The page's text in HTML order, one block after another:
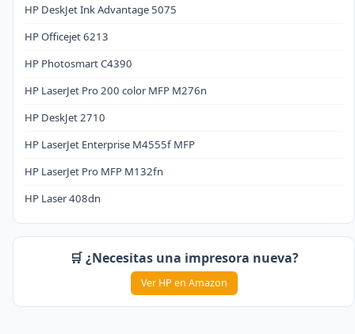
HP DeskJet Ink Advantage 5075
HP Officejet 6213
HP Photosmart C4390
HP LaserJet Pro 200 color MFP M276n
HP DeskJet 2710
HP LaserJet Enterprise M4555f MFP
HP LaserJet Pro MFP M132fn
HP Laser 408dn
🛒 ¿Necesitas una impresora nueva?
Ver HP en Amazon